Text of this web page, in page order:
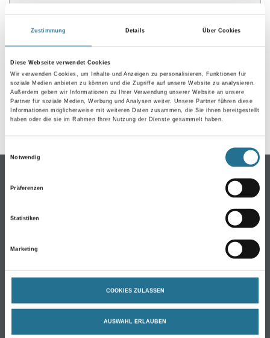
Zustimmung Details Über Cookies
Diese Webseite verwendet Cookies
Wir verwenden Cookies, um Inhalte und Anzeigen zu personalisieren, Funktionen für
soziale Medien anbieten zu können und die Zugriffe auf unsere Website zu analysieren.
Außerdem geben wir Informationen zu Ihrer Verwendung unserer Website an unsere
Partner für soziale Medien, Werbung und Analysen weiter. Unsere Partner führen diese
Informationen möglicherweise mit weiteren Daten zusammen, die Sie ihnen bereitgestellt
haben oder die sie im Rahmen Ihrer Nutzung der Dienste gesammelt haben.
Notwendig
Präferenzen
Statistiken
Marketing
COOKIES ZULASSEN
AUSWAHL ERLAUBEN
ZUSATZINFOS
GEFAHRENHINWEISE
SPEZIFIKATIONEN
WDV-Systeme
Putze & Spachtelmassen
Wand- & Deckenbeläge
Angebote